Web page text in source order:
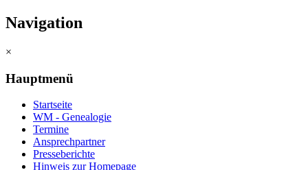
Navigation
×
Hauptmenü
Startseite
WM - Genealogie
Termine
Ansprechpartner
Presseberichte
Hinweis zur Homepage